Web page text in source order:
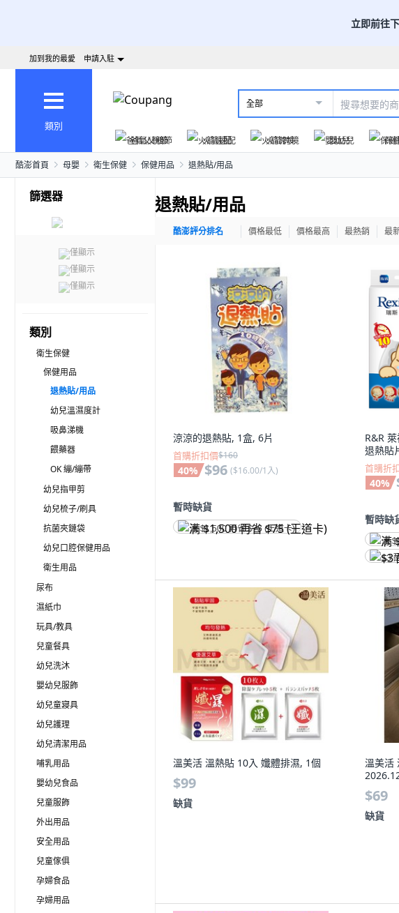
立即前往
加到我的最愛 申請入駐
類別
全部
爸氣父親節
火箭速配 火箭跨境 嬰幼兒 保
酷澎首頁 母嬰 衛生保健 保健用品 退熱貼/用品
篩選器
僅顯示
僅顯示
僅顯示
類別
衛生保健
保健用品
退熱貼/用品
幼兒溫濕度計
吸鼻涕機
餵藥器
OK 繃/繃帶
幼兒指甲剪
幼兒梳子/刷具
抗菌夾鏈袋
幼兒口腔保健用品
衛生用品
尿布
濕紙巾
玩具/教具
兒童餐具
幼兒洗沐
嬰幼兒服飾
幼兒童寢具
幼兒護理
幼兒清潔用品
哺乳用品
嬰幼兒食品
兒童服飾
外出用品
安全用品
兒童傢俱
孕婦食品
孕婦用品
退熱貼/用品
酷澎評分排名 價格最低 價格最高 最熱銷 最
涼涼的退熱貼, 1盒, 6片
首購折扣價$160
40% $96 ($16.00/1入)
暫時缺貨
满 $1,500 再省 $75 (王道卡)
R&R
退熱貼
首購折
40%
暫時缺
满
$3
溫美活 溫熱貼 10入 孅體排濕, 1個
$99
缺貨
溫美活
$69
缺貨